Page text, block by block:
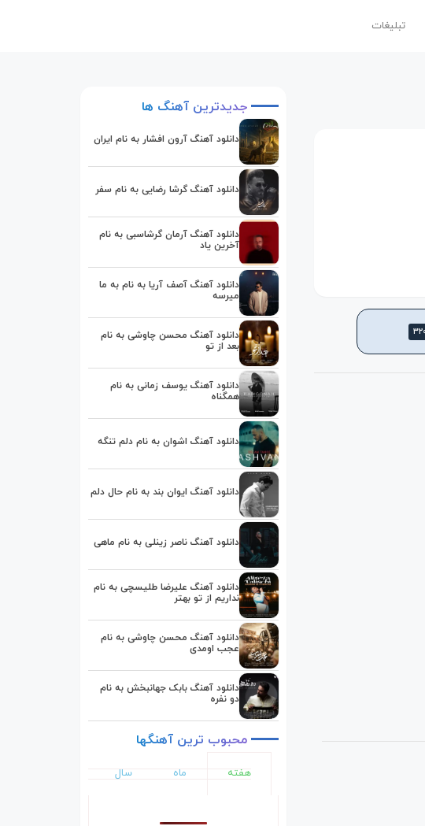
تبلیغات
جدیدترینآهنگ ها
دانلود آهنگ آرون افشار به نام ایران
دانلود آهنگ گرشا رضایی به نام سفر
دانلود آهنگ آرمان گرشاسبی به نام
آخرین یاد
دانلود آهنگ آصف آریا به نام به ما
میرسه
دانلود آهنگ محسن چاوشی به نام
بعد از تو
دانلود آهنگ یوسف زمانی به نام
همگناه
دانلود آهنگ اشوان به نام دلم تنگه
دانلود آهنگ ایوان بند به نام حال دلم
دانلود آهنگ ناصر زینلی به نام ماهی
دانلود آهنگ علیرضا طلیسچی به نام
نداریم از تو بهتر
دانلود آهنگ محسن چاوشی به نام
عجب اومدی
دانلود آهنگ بابک جهانبخش به نام
دو نفره
محبوب ترینآهنگها
هفته ماه سال